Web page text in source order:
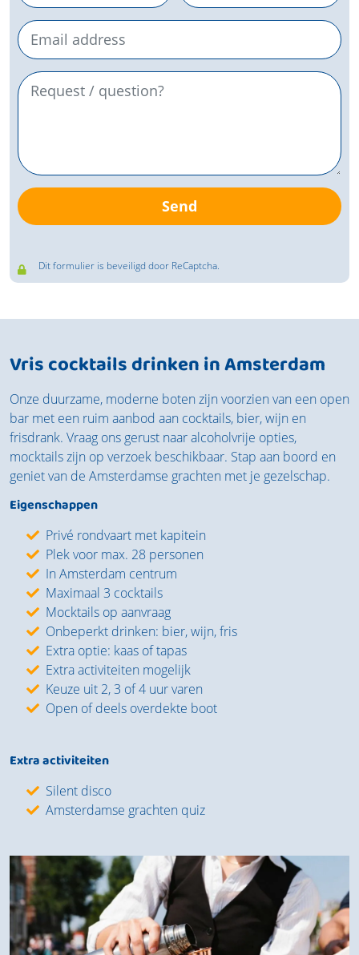
Send
Dit formulier is beveiligd door ReCaptcha.
Vris cocktails drinken in Amsterdam
Onze duurzame, moderne boten zijn voorzien van een open
bar met een ruim aanbod aan cocktails, bier, wijn en
frisdrank. Vraag ons gerust naar alcoholvrije opties,
mocktails zijn op verzoek beschikbaar. Stap aan boord en
geniet van de Amsterdamse grachten met je gezelschap.
Eigenschappen
Privé rondvaart met kapitein
Plek voor max. 28 personen
In Amsterdam centrum
Maximaal 3 cocktails
Mocktails op aanvraag
Onbeperkt drinken: bier, wijn, fris
Extra optie: kaas of tapas
Extra activiteiten mogelijk
Keuze uit 2, 3 of 4 uur varen
Open of deels overdekte boot
Extra activiteiten
Silent disco
Amsterdamse grachten quiz